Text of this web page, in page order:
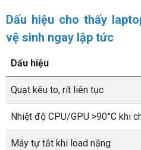
Dấu hiệu cho thấy
vệ sinh ngay lập tức
Dấu hiệu
Quạt kêu to, rít liên tục
Nhiệt độ CPU/GPU >90°C khi
Máy tự tắt khi load nặng